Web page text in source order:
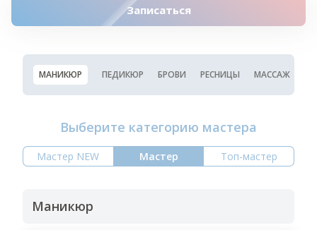
Записаться
МАНИКЮР ПЕДИКЮР БРОВИ РЕСНИЦЫ МАССАЖ
Выберите категорию мастера
Мастер NEW Мастер Топ-мастер
Маникюр